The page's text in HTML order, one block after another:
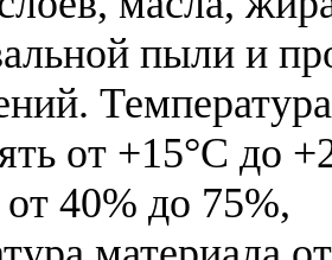
пыли и
от +15°C до
от 40% до 75%,